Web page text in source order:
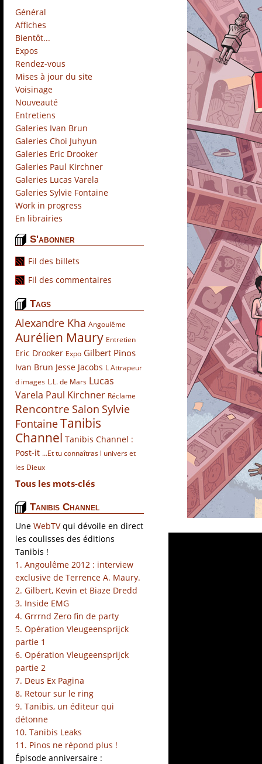
Général
Affiches
Bientôt...
Expos
Rendez-vous
Mises à jour du site
Voisinage
Nouveauté
Entretiens
Galeries Ivan Brun
Galeries Choi Juhyun
Galeries Eric Drooker
Galeries Paul Kirchner
Galeries Lucas Varela
Galeries Sylvie Fontaine
Work in progress
En librairies
S'abonner
Fil des billets
Fil des commentaires
Tags
Alexandre Kha Angoulême
Aurélien Maury Entretien
Eric Drooker Expo Gilbert Pinos
Ivan Brun Jesse Jacobs L Attrapeur
d images L.L. de Mars Lucas
Varela Paul Kirchner Réclame
Rencontre Salon Sylvie
FontaineTanibis
Channel Tanibis Channel :
Post-it …Et tu connaîtras l univers et
les Dieux
Tous les mots-clés
Tanibis Channel
Une WebTVqui dévoile en direct
les coulisses des éditions
Tanibis !
1. Angoulême 2012 : interview
exclusive de Terrence A. Maury.
2. Gilbert, Kevin et Biaze Dredd
3. Inside EMG
4. Grrrnd Zero fin de party
5. Opération Vleugeensprijck
partie 1
6. Opération Vleugeensprijck
partie 2
7. Deus Ex Pagina
8. Retour sur le ring
9. Tanibis, un éditeur qui
détonne
10. Tanibis Leaks
11. Pinos ne répond plus !
Épisode anniversaire :